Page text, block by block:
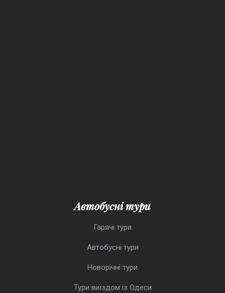
Автобусні тури
Гарячі тури
Автобусні тури
Новорічні тури
Тури виїздом із Одеси